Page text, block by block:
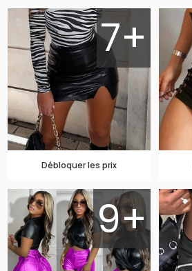
7+
Débloquer les prix
9+